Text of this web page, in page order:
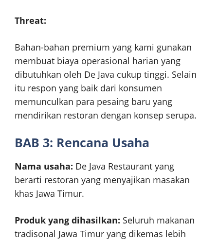
Threat:
Bahan-bahan premium yang kami gunakan
membuat biaya operasional harian yang
dibutuhkan oleh De Java cukup tinggi. Selain
itu respon yang baik dari konsumen
memunculkan para pesaing baru yang
mendirikan restoran dengan konsep serupa.
BAB 3: Rencana Usaha
Nama usaha: De Java Restaurant yang
berarti restoran yang menyajikan masakan
khas Jawa Timur.
Produk yang dihasilkan: Seluruh makanan
tradisonal Jawa Timur yang dikemas lebih